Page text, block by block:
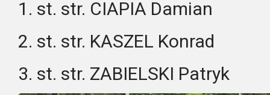
1. st. str. CIAPIA Damian
2. st. str. KASZEL Konrad
3. st. str. ZABIELSKI Patryk